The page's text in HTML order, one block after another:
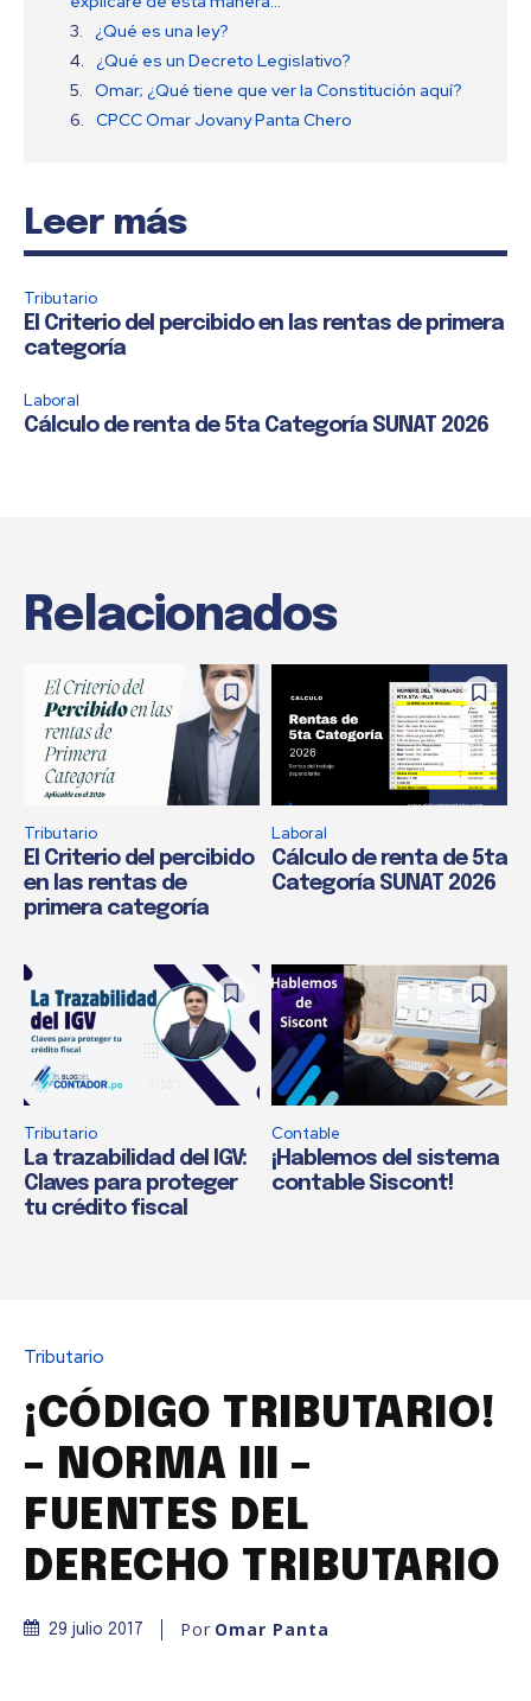
¿Qué es una ley?
¿Qué es un Decreto Legislativo?
Omar; ¿Qué tiene que ver la Constitución aquí?
CPCC Omar Jovany Panta Chero
Leer más
Tributario
El Criterio del percibido en las rentas de primera
categoría
Laboral
Cálculo de renta de 5ta Categoría SUNAT 2026
Relacionados
Tributario
El Criterio del percibido
en las rentas de
primera categoría
Laboral
Cálculo de renta de 5ta
Categoría SUNAT 2026
Tributario
La trazabilidad del IGV:
Claves para proteger
tu crédito fiscal
Contable
¡Hablemos del sistema
contable Siscont!